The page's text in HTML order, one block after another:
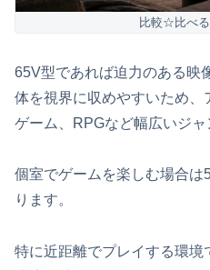
比較☆比べ
65V型であれば迫力のある映
体を視界に収めやすいため
ゲーム、RPGなど幅広いジャ
個室でゲームを楽しむ場合
ります。
特に近距離でプレイする環